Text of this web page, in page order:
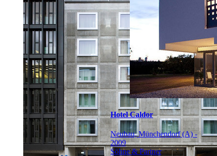
Hotel Caldor
Neubau, Münchendorf (A) -
2009
Söhne & Partner